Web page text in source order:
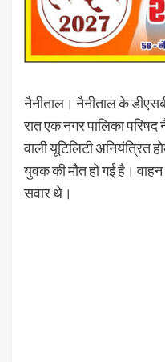
नैनीताल। नैनीताल के
रात एक नगर पालिका
वाली यूटिलिटी अनियंत्रित
युवक की मौत हो गई है।
सवार थे।